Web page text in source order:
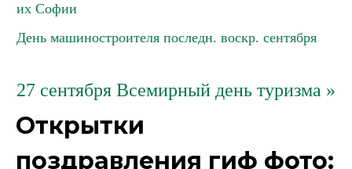
их Софии
День машиностроителя последн. воскр. сентября
27 сентября Всемирный день туризма »
Открытки
поздравления гиф фото: